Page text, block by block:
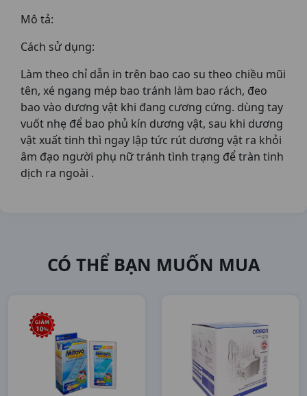
Mô tả:
Cách sử dụng:
Làm theo chỉ dẫn in trên bao cao su theo chiều mũi
tên, xé ngang mép bao tránh làm bao rách, đeo
bao vào dương vật khi đang cương cứng. dùng tay
vuốt nhẹ để bao phủ kín dương vật, sau khi dương
vật xuất tinh thì ngay lập tức rút dương vật ra khỏi
âm đạo người phụ nữ tránh tình trạng để tràn tinh
dịch ra ngoài .
CÓ THỂ BẠN MUỐN MUA